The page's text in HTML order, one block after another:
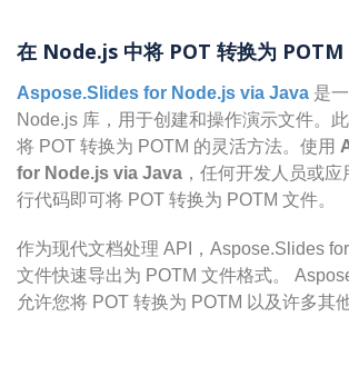
在 Node.js 中将 POT 转换为 POTM
Aspose.Slides for Node.js via Java 是
Node.js 库，用于创建和操作演示文件。
将 POT 转换为 POTM 的灵活方法。使用
for Node.js via Java ，任何开发人员或
行代码即可将 POT 转换为 POTM 文件。
作为现代文档处理 API，Aspose.Slides
文件快速导出为 POTM 文件格式。
允许您将 POT 转换为 POTM 以及许多其